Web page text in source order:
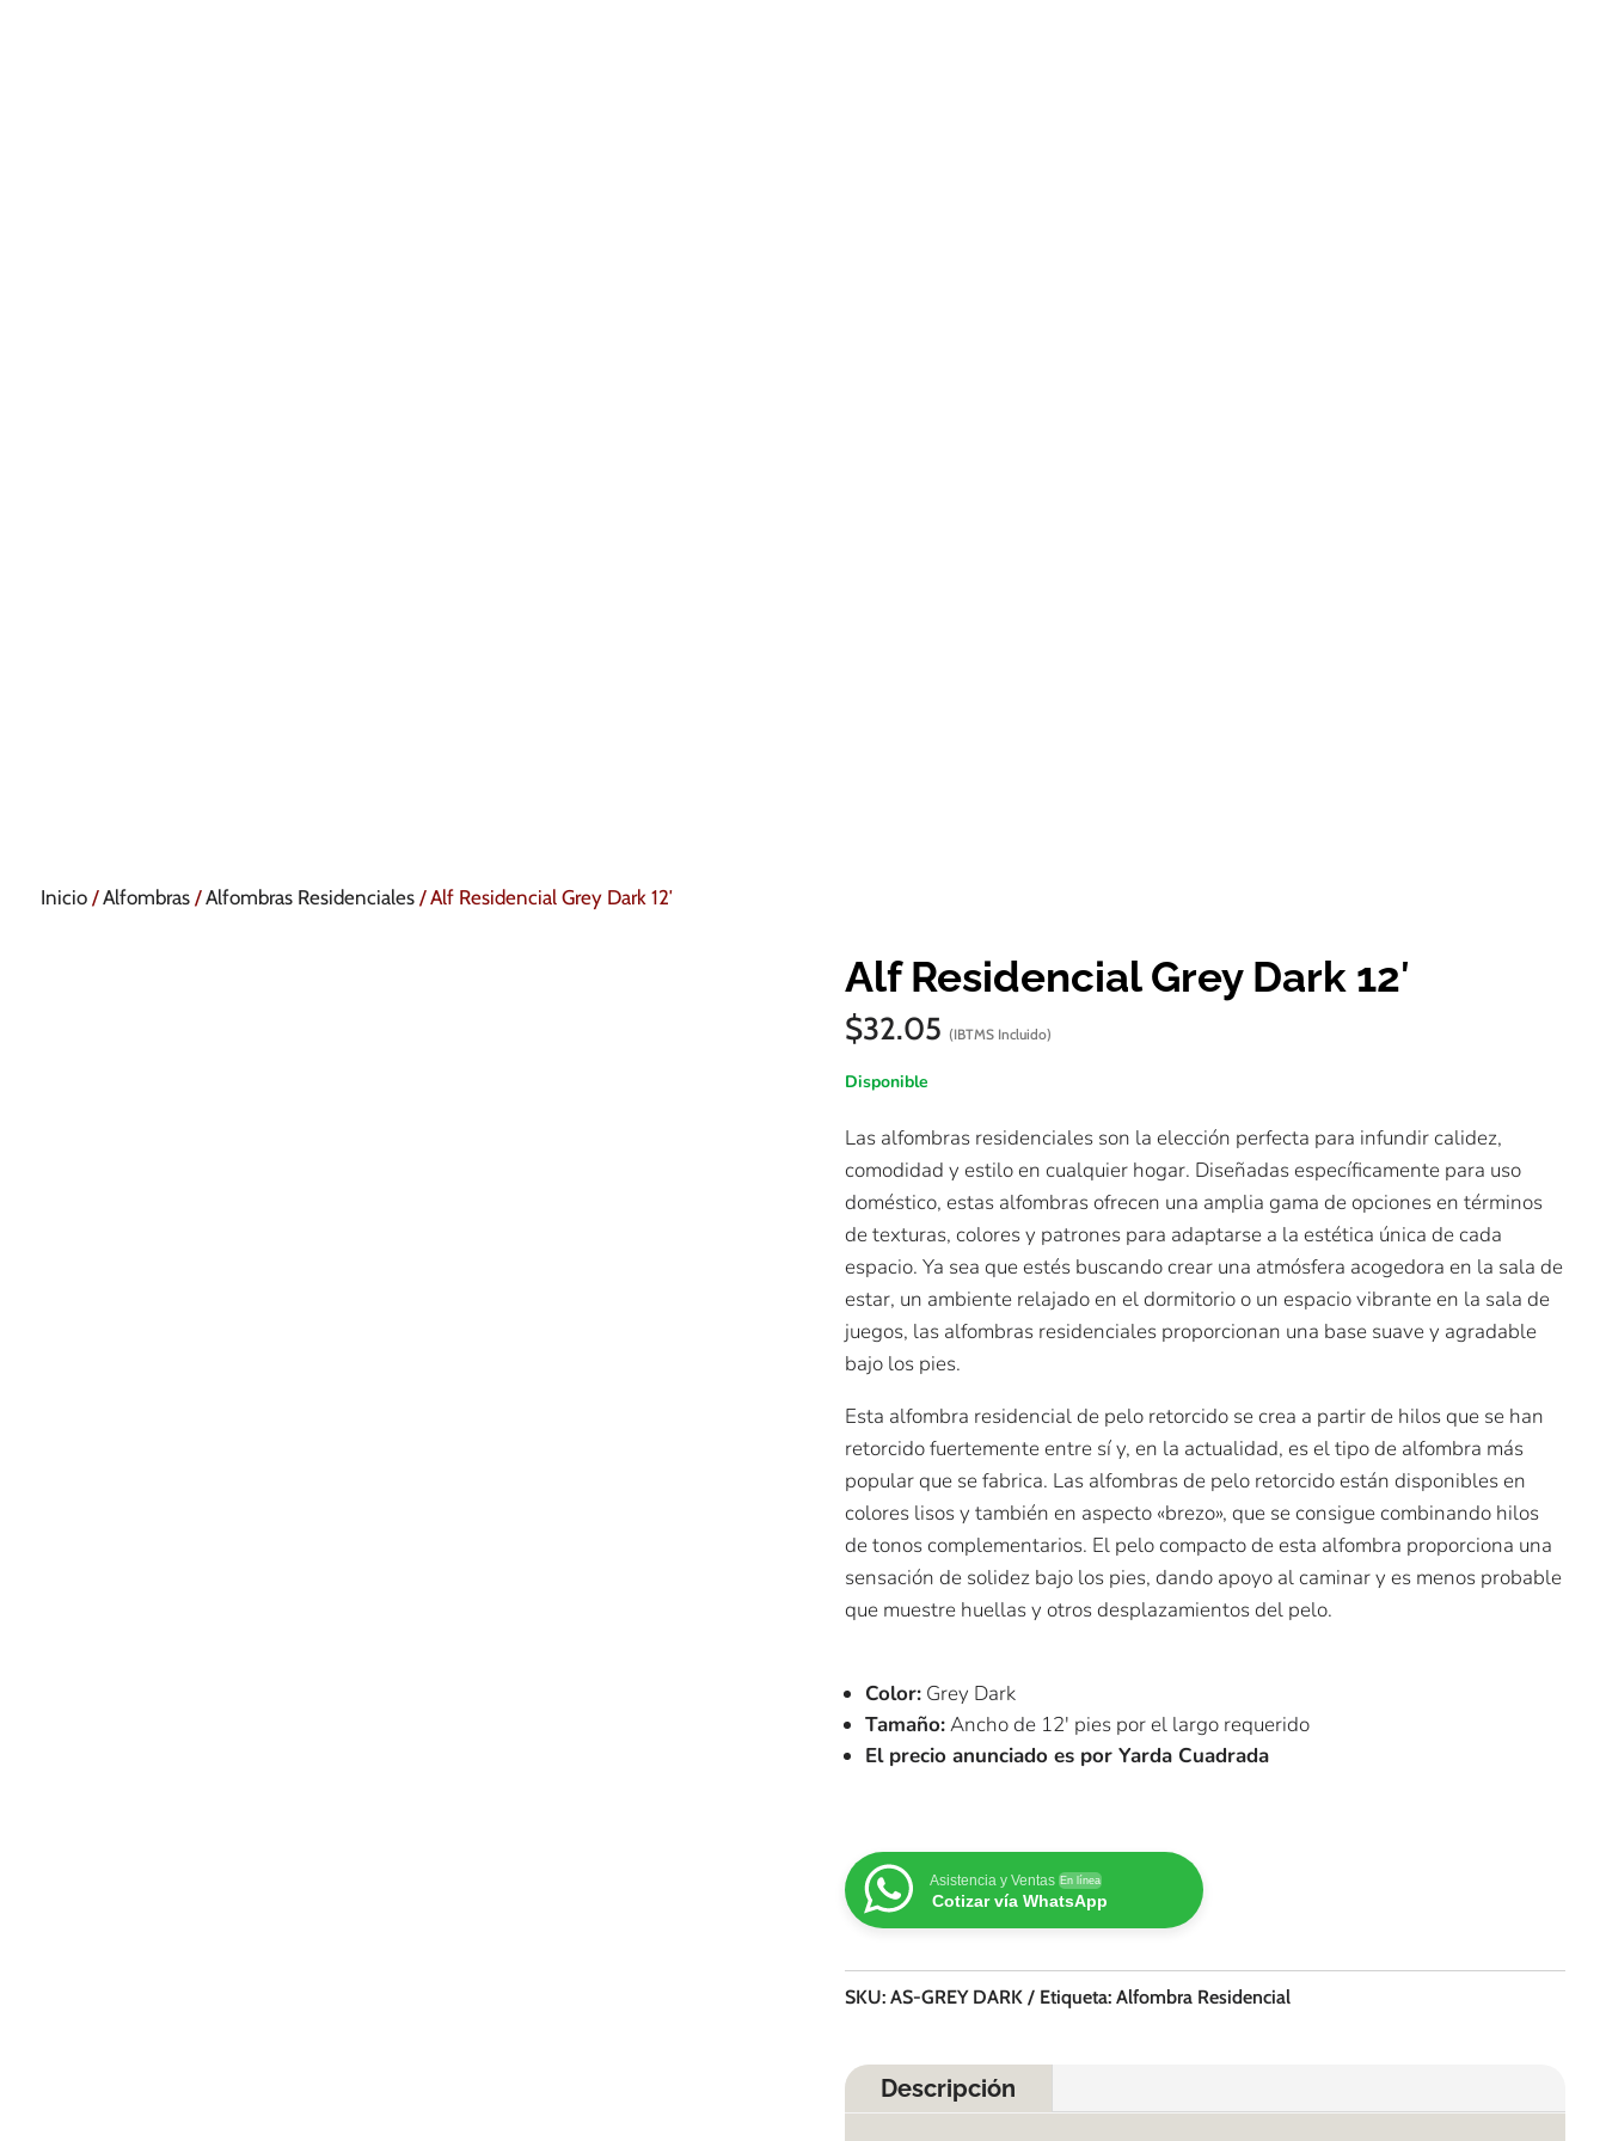
Inicio/Alfombras/Alfombras Residenciales/ Alf Residencial Grey Dark 12′
Alf Residencial Grey Dark 12′
$32.05 (IBTMS Incluido)
Disponible
Las alfombras residenciales son la elección perfecta para infundir calidez,
comodidad y estilo en cualquier hogar. Diseñadas específicamente para uso
doméstico, estas alfombras ofrecen una amplia gama de opciones en términos
de texturas, colores y patrones para adaptarse a la estética única de cada
espacio. Ya sea que estés buscando crear una atmósfera acogedora en la sala de
estar, un ambiente relajado en el dormitorio o un espacio vibrante en la sala de
juegos, las alfombras residenciales proporcionan una base suave y agradable
bajo los pies.
Esta alfombra residencial de pelo retorcido se crea a partir de hilos que se han
retorcido fuertemente entre sí y, en la actualidad, es el tipo de alfombra más
popular que se fabrica. Las alfombras de pelo retorcido están disponibles en
colores lisos y también en aspecto «brezo», que se consigue combinando hilos
de tonos complementarios. El pelo compacto de esta alfombra proporciona una
sensación de solidez bajo los pies, dando apoyo al caminar y es menos probable
que muestre huellas y otros desplazamientos del pelo.
Color: Grey Dark
Tamaño:Ancho de 12′ pies por el largo requerido
El precio anunciado es por Yarda Cuadrada
Asistencia y Ventas En línea
Cotizar vía WhatsApp
SKU:AS-GREY DARK Etiqueta:Alfombra Residencial
Descripción